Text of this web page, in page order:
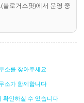
로거스팟)에서 운영 중
소를 찾아주세요
소가 함께합니다
확인하실 수 있습니다